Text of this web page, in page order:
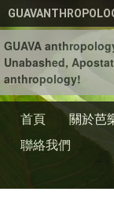
移至主內容
GUAVA
Unabashed,
anthropology!
首頁 關於芭
聯絡我們